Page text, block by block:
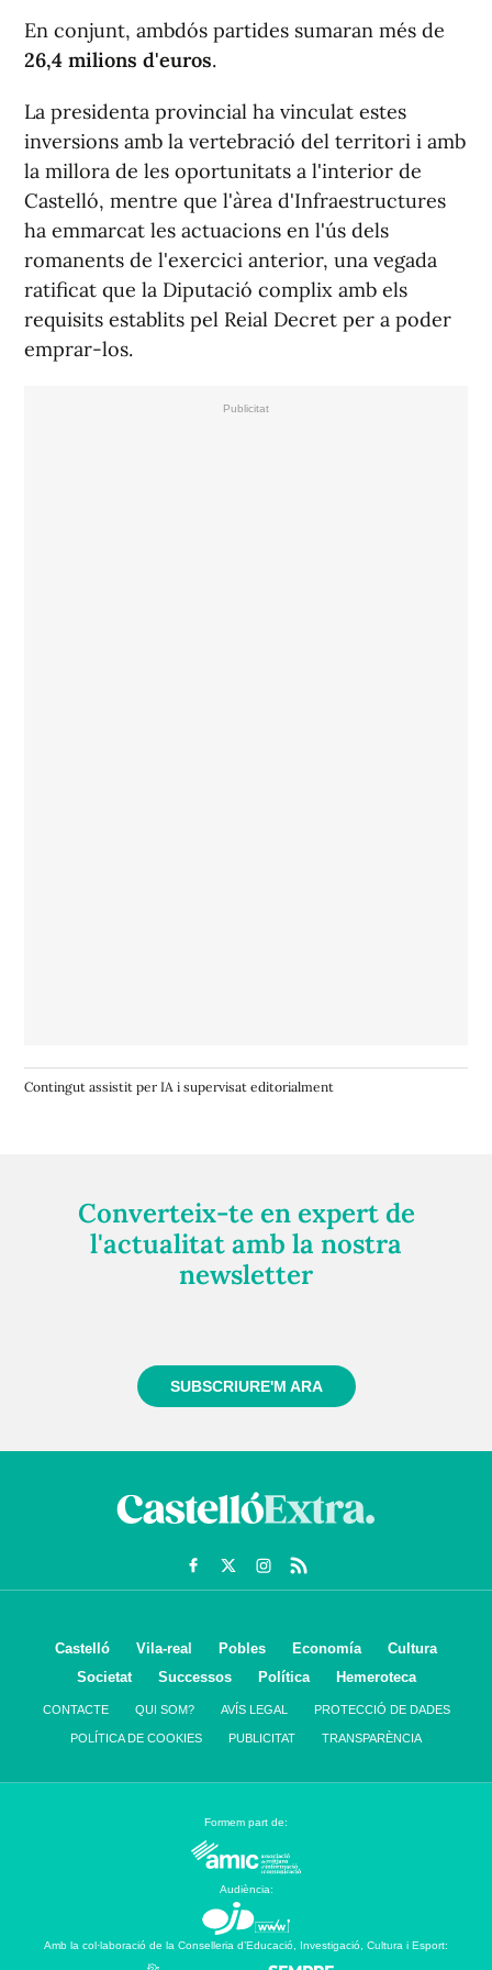
En conjunt, ambdós partides sumaran més de
26,4 milions d'euros.
La presidenta provincial ha vinculat estes
inversions amb la vertebració del territori i amb
la millora de les oportunitats a l'interior de
Castelló, mentre que l'àrea d'Infraestructures
ha emmarcat les actuacions en l'ús dels
romanents de l'exercici anterior, una vegada
ratificat que la Diputació complix amb els
requisits establits pel Reial Decret per a poder
emprar-los.
Contingut assistit per IA i supervisat editorialment
Converteix-te en expert de
l'actualitat amb la nostra
newsletter
SUBSCRIURE'M ARA
Castelló Vila-real Pobles Economía
Cultura
Societat
Successos Política Hemeroteca
CONTACTE QUI SOM? AVÍS LEGAL PROTECCIÓ DE DADES
POLÍTICA DE COOKIES PUBLICITAT TRANSPARÈNCIA
Formem part de:
Audiència:
Amb la col·laboració de la Conselleria d’Educació, Investigació, Cultura i Esport: